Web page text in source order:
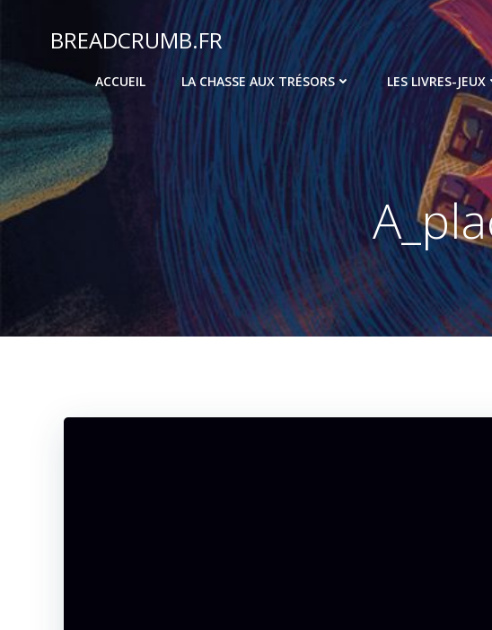
contenuBREADCRUMB.FR
ACCUEIL LA CHASSE AUX TRÉSORS LES LIVRES-JEUX